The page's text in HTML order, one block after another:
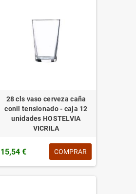
28 cls vaso cerveza caña
conil tensionado - caja 12
unidades HOSTELVIA
VICRILA
15,54 € COMPRAR